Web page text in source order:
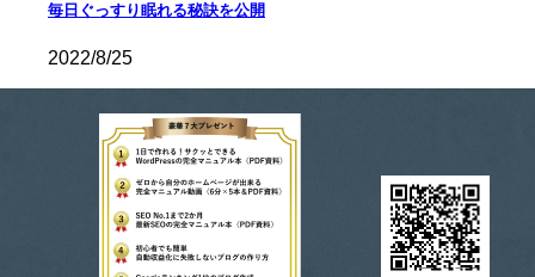
毎日ぐっすり眠れる秘訣を公開
2022/8/25